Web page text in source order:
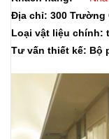
Địa chỉ: 300 Trường
Loại vật liệu chính:
Tư vấn thiết kế: Bộ